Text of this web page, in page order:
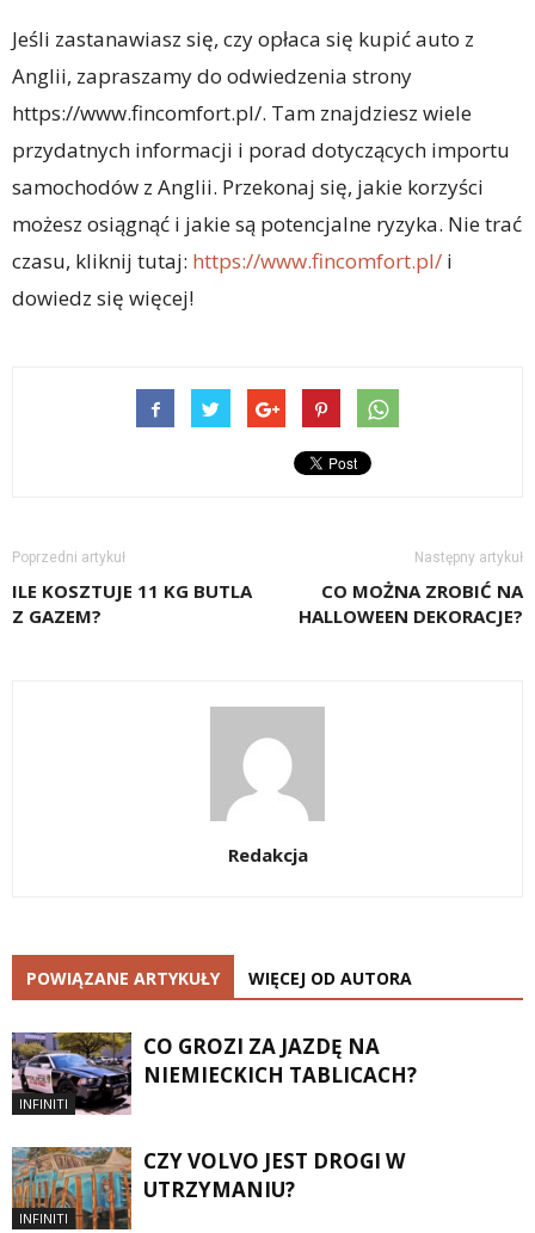
Jeśli zastanawiasz się, czy opłaca się kupić auto z
Anglii, zapraszamy do odwiedzenia strony
https://www.fincomfort.pl/. Tam znajdziesz wiele
przydatnych informacji i porad dotyczących importu
samochodów z Anglii. Przekonaj się, jakie korzyści
możesz osiągnąć i jakie są potencjalne ryzyka. Nie trać
czasu, kliknij tutaj: https://www.fincomfort.pl/ i
dowiedz się więcej!
Poprzedni artykuł
ILE KOSZTUJE 11 KG BUTLA
Z GAZEM?
Następny artykuł
CO MOŻNA ZROBIĆ NA
HALLOWEEN DEKORACJE?
Redakcja
POWIĄZANE ARTYKUŁY WIĘCEJ OD AUTORA
INFINITI
CO GROZI ZA JAZDĘ NA
NIEMIECKICH TABLICACH?
INFINITI
CZY VOLVO JEST DROGI W
UTRZYMANIU?